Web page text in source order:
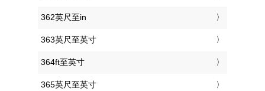
362英尺至in
363英尺至英寸
364ft至英寸
365英尺至英寸